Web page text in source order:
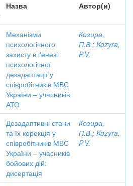
Назва Автор(и)
Механізми
психологічного
захисту в ґенезі
психологічної
дезадаптації у
співробітників МВС
України – учасників
АТО
Козира,
П.В.; Kozyra,
P.V.
Дезадаптивні стани
та їх корекція у
співробітників МВС
України – учасників
бойових дій:
дисертація
Козира,
П.В.; Kozyra,
P.V.